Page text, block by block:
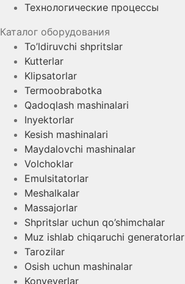
Технологические процессы
Каталог оборудования
To’ldiruvchi shpritslar
Kutterlar
Klipsatorlar
Termoobrabotka
Qadoqlash mashinalari
Inyektorlar
Kesish mashinalari
Maydalovchi mashinalar
Volchoklar
Emulsitatorlar
Meshalkalar
Massajorlar
Shpritslar uchun qo’shimchalar
Muz ishlab chiqaruchi generatorlar
Tarozilar
Osish uchun mashinalar
Konveyerlar